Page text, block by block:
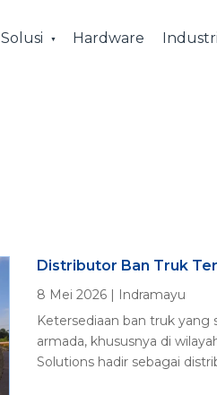
Solusi Hardware Industri
Distributor Ban Truk
8 Mei 2026| Indramayu
Ketersediaan ban truk yang
armada, khususnya di
Solutions hadir sebagai